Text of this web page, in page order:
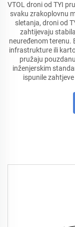
VTOL droni od TYI
svaku zrakoplovnu
sletanja, droni od
zahtijevaju
neuređenom terenu.
infrastrukture ili
pružaju
inženjerskim
ispunile